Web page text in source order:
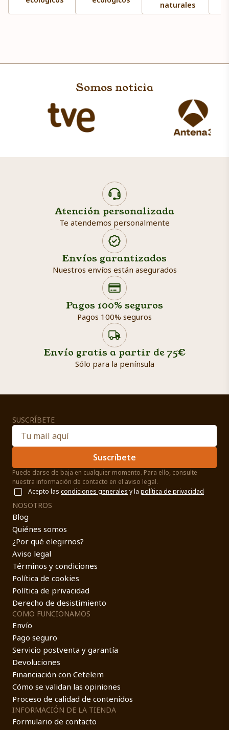
naturales
Somos noticia
Atención personalizada
Te atendemos personalmente
Envíos garantizados
Nuestros envíos están asegurados
Pagos 100% seguros
Pagos 100% seguros
Envío gratis a partir de 75€
Sólo para la península
Search products
SUSCRÍBETE
Suscríbete
Puede darse de baja en cualquier momento. Para ello, consulte
nuestra información de contacto en el aviso legal.
Acepto las condiciones generales y la política de privacidad
NOSOTROS
Blog
Quiénes somos
¿Por qué elegirnos?
Aviso legal
Términos y condiciones
Política de cookies
Política de privacidad
Derecho de desistimiento
COMO FUNCIONAMOS
Envío
Pago seguro
Servicio postventa y garantía
Devoluciones
Financiación con Cetelem
Cómo se validan las opiniones
Proceso de calidad de contenidos
INFORMACIÓN DE LA TIENDA
Formulario de contacto